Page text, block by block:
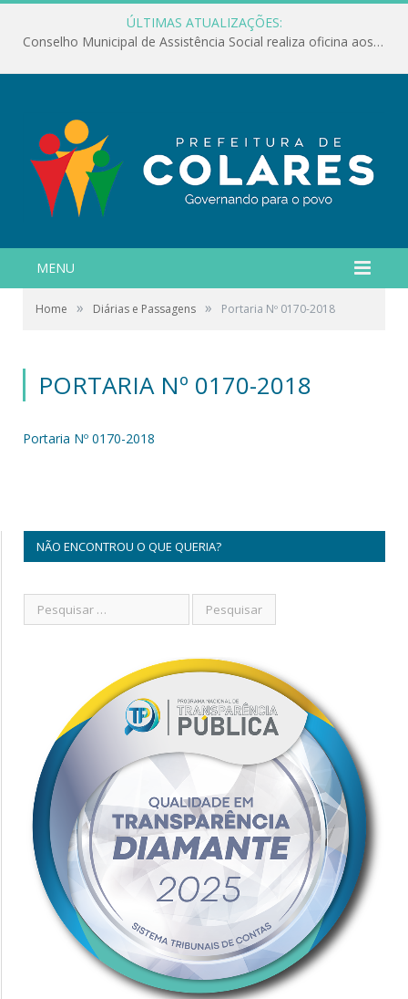
ÚLTIMAS ATUALIZAÇÕES:
Conselho Municipal de Assistência Social realiza oficina aos servidores
MENU
Home » Diárias e Passagens » Portaria Nº 0170-2018
PORTARIA Nº 0170-2018
Portaria Nº 0170-2018
NÃO ENCONTROU O QUE QUERIA?